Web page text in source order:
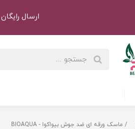
ارسال رایگان
ماسک ورقه ای ضد جوش بیواکوا - BIOAQUA